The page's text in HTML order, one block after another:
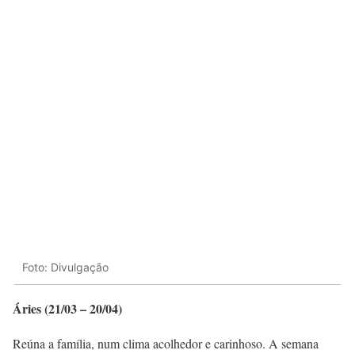
Foto: Divulgação
Áries (21/03 – 20/04)
Reúna a família, num clima acolhedor e carinhoso. A semana